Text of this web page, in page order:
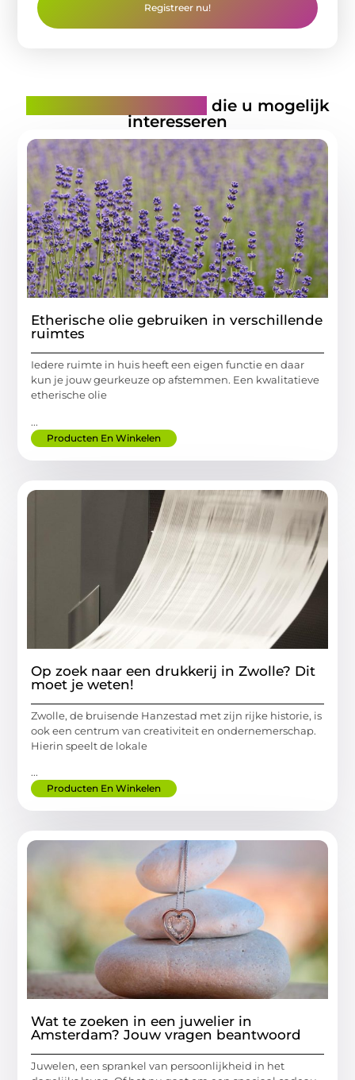
Registreer nu!
die u mogelijk
interesseren
Etherische olie gebruiken in verschillende
ruimtes
Iedere ruimte in huis heeft een eigen functie en daar
kun je jouw geurkeuze op afstemmen. Een kwalitatieve
etherische olie
...
Producten En Winkelen
Op zoek naar een drukkerij in Zwolle? Dit
moet je weten!
Zwolle, de bruisende Hanzestad met zijn rijke historie, is
ook een centrum van creativiteit en ondernemerschap.
Hierin speelt de lokale
...
Producten En Winkelen
Wat te zoeken in een juwelier in
Amsterdam? Jouw vragen beantwoord
Juwelen, een sprankel van persoonlijkheid in het